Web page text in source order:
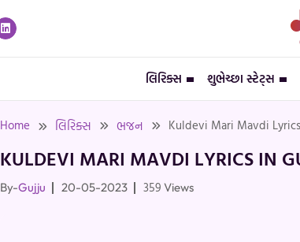
લિરિક્સ શુભેચ્છા સ્ટેટ્સ
Home લિરિક્સ ભજન Kuldevi Mari Mavdi
KULDEVI MARI MAVDI LYRICS IN
By-Gujju 20-05-2023 359 Views